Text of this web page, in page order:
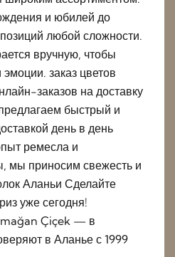
и юбилей до
любой сложности.
вручную, чтобы
заказ цветов
заказов на доставку
быстрый и
день в день
ремесла и
мы приносим свежесть и
Аланьи Сделайте
уже сегодня!
Çiçek — в
в Аланье с 1999